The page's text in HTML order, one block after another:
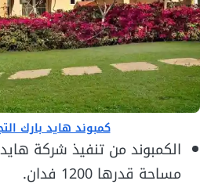
كمبوند هايد بارك
الكمبوند من تنفيذ شركة
مساحة قدرها 1200 فدان.